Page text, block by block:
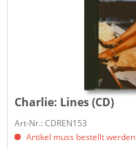
Charlie: Lines (CD)
Art-Nr.: CDREN153
Artikel muss bestellt werden